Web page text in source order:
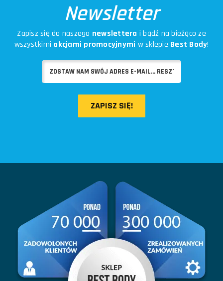
Newsletter
Zapisz się do naszego newslettera i bądź na bieżąco ze
wszystkimi akcjami promocyjnymi w sklepie Best Body!
ZAPISZ SIĘ!